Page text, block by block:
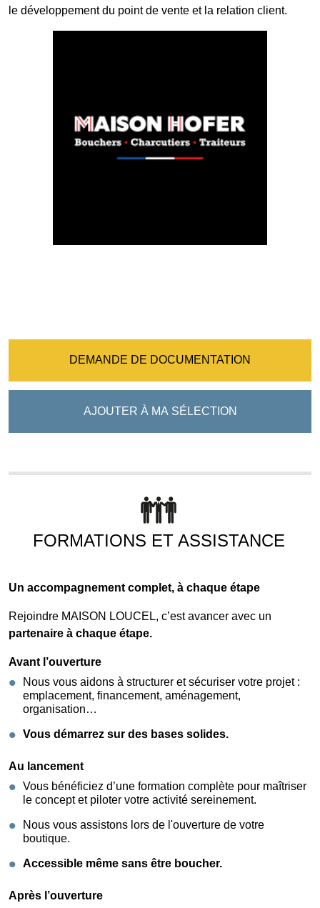
le développement du point de vente et la relation client.
DEMANDE DE DOCUMENTATION
AJOUTER À MA SÉLECTION
FORMATIONS ET ASSISTANCE
Un accompagnement complet, à chaque étape
Rejoindre MAISON LOUCEL, c’est avancer avec un
partenaire à chaque étape.
Avant l’ouverture
Nous vous aidons à structurer et sécuriser votre projet :
emplacement, financement, aménagement,
organisation…
Vous démarrez sur des bases solides.
Au lancement
Vous bénéficiez d’une formation complète pour maîtriser
le concept et piloter votre activité sereinement.
Nous vous assistons lors de l'ouverture de votre
boutique.
Accessible même sans être boucher.
Après l’ouverture